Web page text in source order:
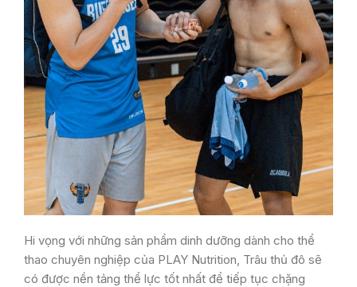
Hi vọng với những sản phẩm dinh dưỡng dành cho thể
thao chuyên nghiệp của PLAY Nutrition, Trâu thủ đô sẽ
có được nền tảng thể lực tốt nhất để tiếp tục chặng